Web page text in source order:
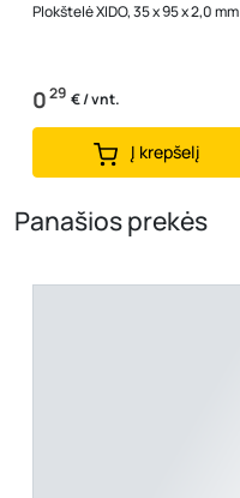
Plokštelė XIDO, 35 x 95 x 2,0 mm
029 € / vnt.
Į krepšelį
Panašios prekės